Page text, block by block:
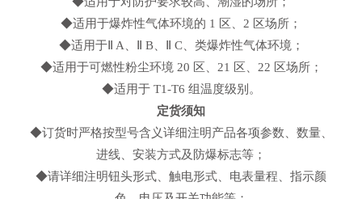
◆适用于爆炸性气体环境的 1 区、2 区场所；
◆适用于Ⅱ A、Ⅱ B、Ⅱ C、类爆炸性气体环境；
◆适用于可燃性粉尘环境 20 区、21 区、22 区场所；
◆适用于 T1-T6 组温度级别。
定货须知
◆订货时严格按型号含义详细注明产品各项参数、数量、
进线、安装方式及防爆标志等；
◆请详细注明钮头形式、触电形式、电表量程、指示颜